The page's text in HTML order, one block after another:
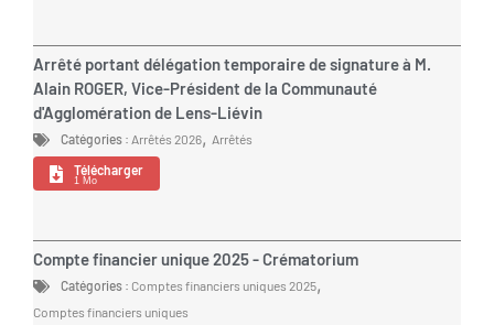
Arrêté portant délégation temporaire de signature à M.
Alain ROGER, Vice-Président de la Communauté
d'Agglomération de Lens-Liévin
Catégories : Arrêtés 2026, Arrêtés
Télécharger
1 Mo
Compte financier unique 2025 - Crématorium
Catégories : Comptes financiers uniques 2025,
Comptes financiers uniques